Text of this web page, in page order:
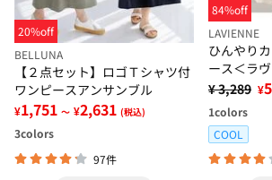
20%off
BELLUNA
【２点セット】ロゴＴシャツ付
ワンピースアンサンブル
¥1,751 ～ ¥2,631 (税込)
3colors
97件
84%off
LAVIENNE
ひんやり
ース＜ラ
¥ 3,289 ¥
1colors
COOL